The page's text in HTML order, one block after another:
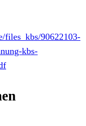
files_kbs/90622103-
kbs-